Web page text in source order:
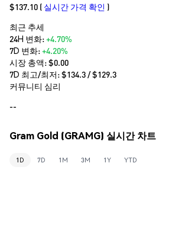
$137.10 ( 실시간 가격 확인 )
최근 추세
24H 변화:+4.70%
7D 변화:+4.20%
시장 총액:$0.00
7D 최고/최저: $134.3/ $129.3
커뮤니티 심리
--
Gram Gold (GRAMG) 실시간 차트
1D 7D 1M 3M 1Y YTD